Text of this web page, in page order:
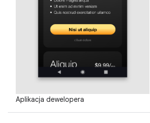
Aplikacja dewelopera